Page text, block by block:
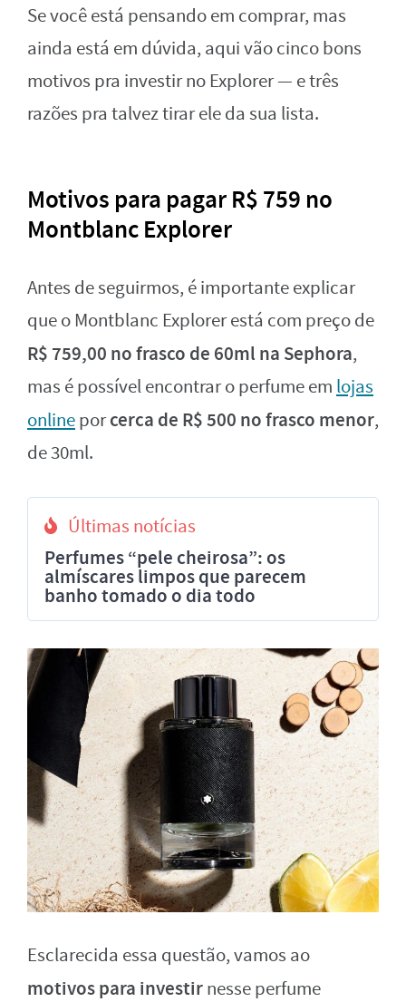
Se você está pensando em comprar, mas
ainda está em dúvida, aqui vão cinco bons
motivos pra investir no Explorer — e três
razões pra talvez tirar ele da sua lista.
Motivos para pagar R$ 759 no
Montblanc Explorer
Antes de seguirmos, é importante explicar
que o Montblanc Explorer está com preço de
R$ 759,00 no frasco de 60ml na Sephora,
mas é possível encontrar o perfume em lojas
onlineporcerca de R$ 500 no frasco menor,
de 30ml.
Últimas notícias
Perfumes “pele cheirosa”: os
almíscares limpos que parecem
banho tomado o dia todo
Esclarecida essa questão, vamos ao
motivos para investirnesse perfume